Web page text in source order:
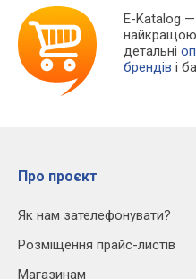
E-Katalog —
найкращою
детальні
брендів і
Про проєкт
Як нам зателефонувати?
Розміщення прайс-листів
Магазинам